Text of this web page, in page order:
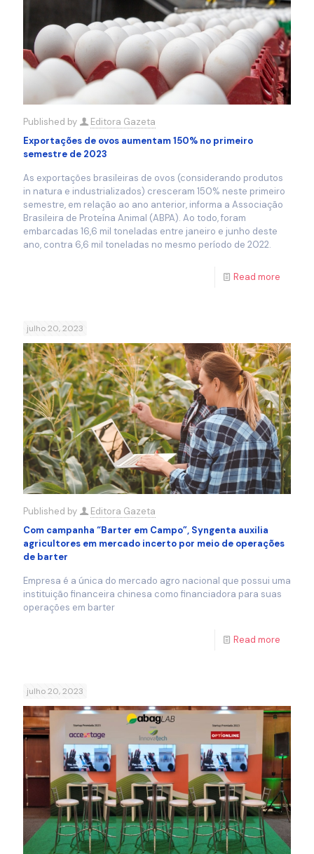
Published by
Editora Gazeta
Exportações de ovos aumentam 150% no primeiro
semestre de 2023
As exportações brasileiras de ovos (considerando produtos
in natura e industrializados) cresceram 150% neste primeiro
semestre, em relação ao ano anterior, informa a Associação
Brasileira de Proteína Animal (ABPA). Ao todo, foram
embarcadas 16,6 mil toneladas entre janeiro e junho deste
ano, contra 6,6 mil toneladas no mesmo período de 2022.
Read more
julho 20, 2023
Published by
Editora Gazeta
Com campanha “Barter em Campo”, Syngenta auxilia
agricultores em mercado incerto por meio de operações
de barter
Empresa é a única do mercado agro nacional que possui uma
instituição financeira chinesa como financiadora para suas
operações em barter
Read more
julho 20, 2023